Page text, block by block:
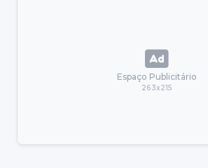
Espaço Publicitário
263x215